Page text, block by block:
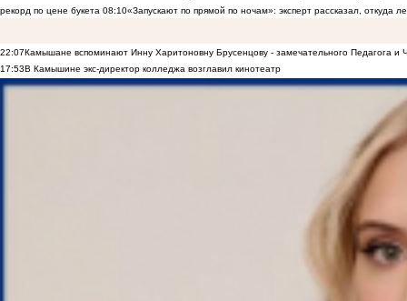
рекорд по цене букета 08:10«Запускают по прямой по ночам»: эксперт рассказал, откуда
22:07Камышане вспоминают Инну Харитоновну Брусенцову - замечательного Педагога и
17:53В Камышине экс-директор колледжа возглавил кинотеатр